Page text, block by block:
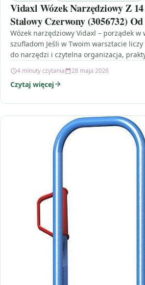
Vidaxl Wózek Narzędziowy Z
Stalowy Czerwony (3056732) Od
Wózek narzędziowy Vidaxl – porządek w
szufladom Jeśli w Twoim warsztacie
do narzędzi i czytelna organizacja,
4 minuty czytania 28 maja 2026
Czytaj więcej